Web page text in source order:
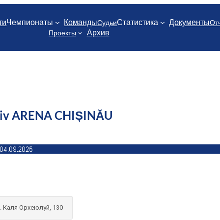
Чемпионаты КомандыСудьиСтатистика Документы
Проекты
Архив
ARENA CHIȘINĂU
04.09.2025
Каля Орхеюлуй, 130